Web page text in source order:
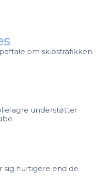
om skibstrafikken
understøtter
sig hurtigere end de